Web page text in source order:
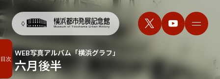
六月後半
WEB写真アルバム「横浜グラフ」
目次